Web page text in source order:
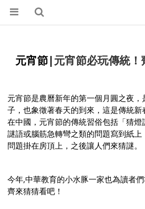
元宵節|元宵節必玩傳統！
元宵節是農曆新年的第一個月圓之夜，
子，也象徵著春天的到來，這是傳統新
在中國，元宵節的傳統習俗包括「猜
謎語或腦筋急轉彎之類的問題寫到紙
問題掛在房頂上，之後讓人們來猜謎。
今年,中華教育的小水豚一家也為讀者們
齊來猜猜看吧！